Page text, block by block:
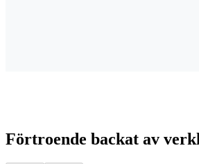
Förtroende backat av